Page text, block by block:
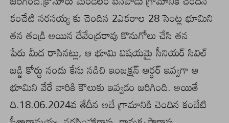
కంచేటి నరసయ్య కు చెందిన 2ఎకరాల 28 సెంట్ల భూమిని
తన తండ్రి అయిన దేవేంద్రరావు కొనుగోలు చేసి తన
పేరు మీద రాసినట్లు, ఆ భూమి విషయమై సీనియర్ సివిల్
జడ్జి కోర్టు నందు కేసు నడిచి ఇంజక్షన్ ఆర్ధర్ ఇవ్వగా ఆ
భూమిని వేరే వారికి కౌలుకు ఇవ్వడం జరిగింది. అయితే
ది.18.06.2024వ తేదీన అదే గ్రామానికి చెందిన కందేటి